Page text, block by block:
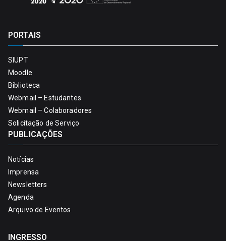
PORTAIS
SIUPT
Moodle
Biblioteca
Webmail – Estudantes
Webmail – Colaboradores
Solicitação de Serviço
PUBLICAÇÕES
Notícias
Imprensa
Newsletters
Agenda
Arquivo de Eventos
INGRESSO